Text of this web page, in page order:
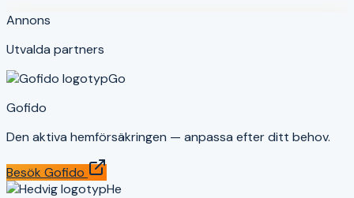
Annons
Utvalda partners
Go
Gofido
Den aktiva hemförsäkringen — anpassa efter ditt behov.
Besök Gofido
He